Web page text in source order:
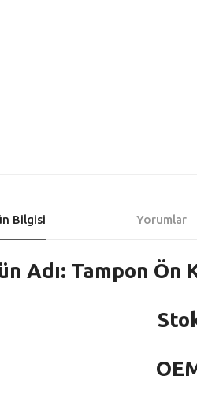
Bilgisi Yorumlar
Adı: Tampon Ön